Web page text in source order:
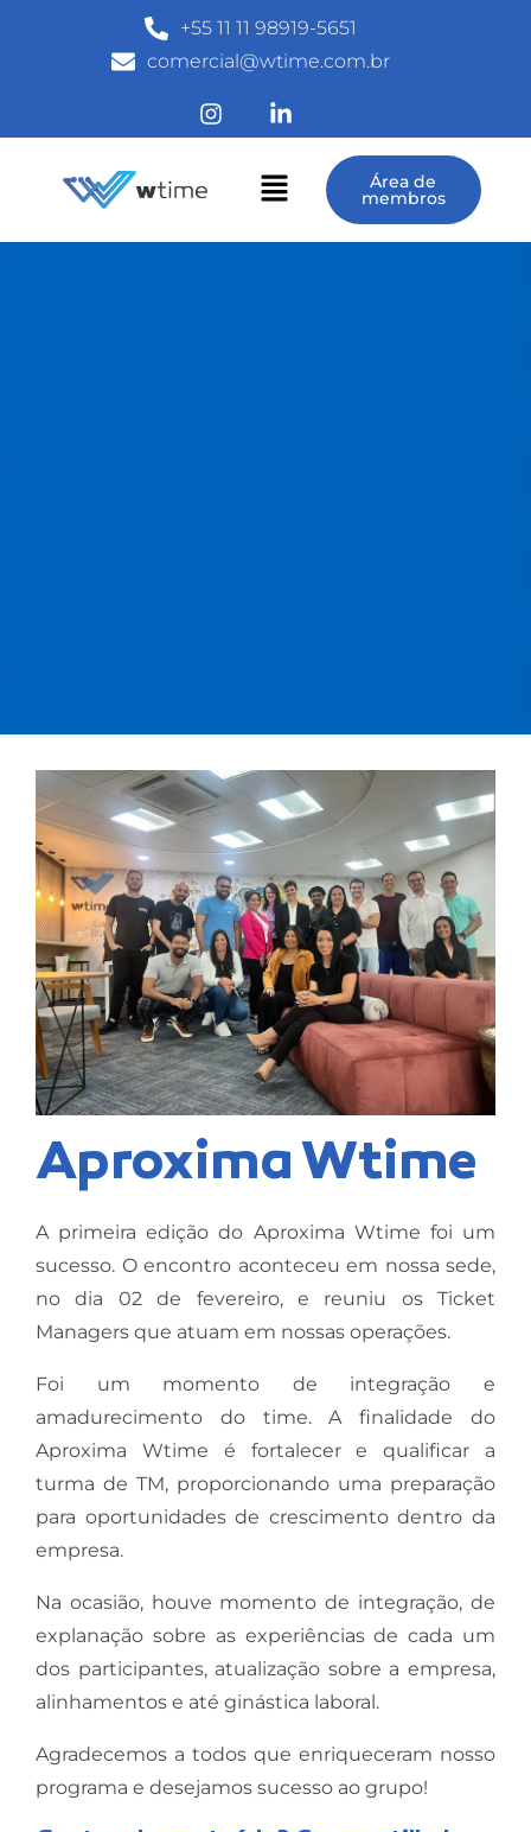
+55 11 11 98919-5651
comercial@wtime.com.br
Área de
membros
Aproxima Wtime
A primeira edição do Aproxima Wtime foi um
sucesso. O encontro aconteceu em nossa sede,
no dia 02 de fevereiro, e reuniu os Ticket
Managers que atuam em nossas operações.
Foi um momento de integração e
amadurecimento do time. A finalidade do
Aproxima Wtime é fortalecer e qualificar a
turma de TM, proporcionando uma preparação
para oportunidades de crescimento dentro da
empresa.
Na ocasião, houve momento de integração, de
explanação sobre as experiências de cada um
dos participantes, atualização sobre a empresa,
alinhamentos e até ginástica laboral.
Agradecemos a todos que enriqueceram nosso
programa e desejamos sucesso ao grupo!